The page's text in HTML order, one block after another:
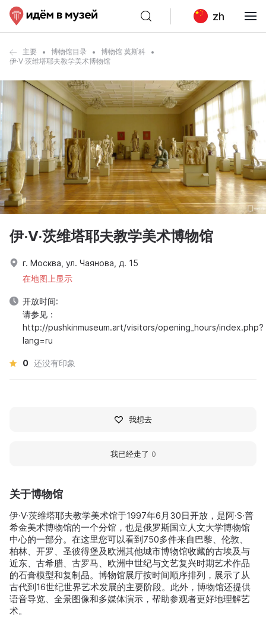
zh
主要 博物馆目录
博物馆 莫斯科
伊·V·茨维塔耶夫教学美术博物馆
关于博物馆
伊·V·茨维塔耶夫教学美术馆于1997年6月30日开放，是阿·S·普
希金美术博物馆的一个分馆，也是俄罗斯国立人文大学博物馆
中心的一部分。在这里您可以看到750多件来自巴黎、伦敦、
柏林、开罗、圣彼得堡及欧洲其他城市博物馆收藏的古埃及与
近东、古希腊、古罗马、欧洲中世纪与文艺复兴时期艺术作品
的石膏模型和复制品。博物馆展厅按时间顺序排列，展示了从
古代到16世纪世界艺术发展的主要阶段。此外，博物馆还提供
语音导览、全景图像和多媒体演示，帮助参观者更好地理解艺
术。
伊·V·茨维塔耶夫教学美术博物馆
г. Москва, ул. Чаянова, д. 15
在地图上显示
开放时间:
请参见：
http://pushkinmuseum.art/visitors/opening_hours/index.php?
lang=ru
0 还没有印象
我想去
我已经走了 0